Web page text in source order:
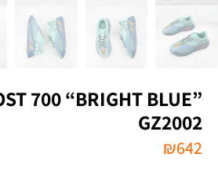
700 “BRIGHT BLUE”
GZ2002
₪642